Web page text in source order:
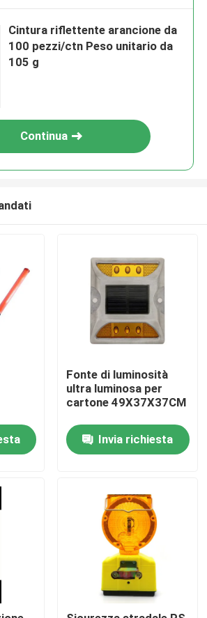
Cintura riflettente arancione da
100 pezzi/ctn Peso unitario da
105 g
Continua
Fonte di luminosità
ultra luminosa per
cartone 49X37X37CM
Invia richiesta